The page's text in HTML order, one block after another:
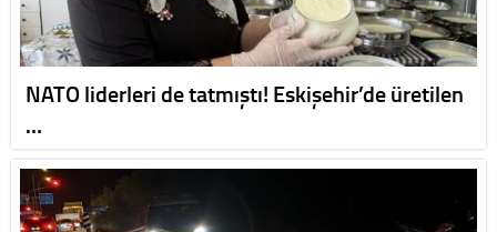
NATO liderleri de tatmıştı! Eskişehir’de üretilen
…